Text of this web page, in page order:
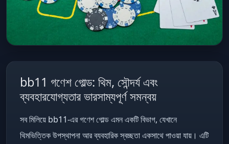
bb11 গণেশ গোল্ড: থিম, সৌন্দর্য এবং
ব্যবহারযোগ্যতার ভারসাম্যপূর্ণ সমন্বয়
সব মিলিয়ে bb11-এর গণেশ গোল্ড এমন একটি বিভাগ, যেখানে
থিমভিত্তিক উপস্থাপনা আর ব্যবহারিক স্বচ্ছতা একসাথে পাওয়া যায়। এটি